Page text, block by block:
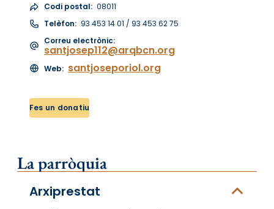
Codi postal: 08011
Telèfon: 93 453 14 01 / 93 453 62 75
Correu electrònic:
santjosep112@arqbcn.org
Web: santjoseporiol.org
Fes un donatiu
La parròquia
Arxiprestat